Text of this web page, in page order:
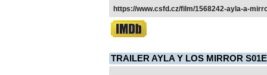
https://www.csfd.cz/film/1568242-ayla-a-
TRAILER AYLA Y LOS MIRROR